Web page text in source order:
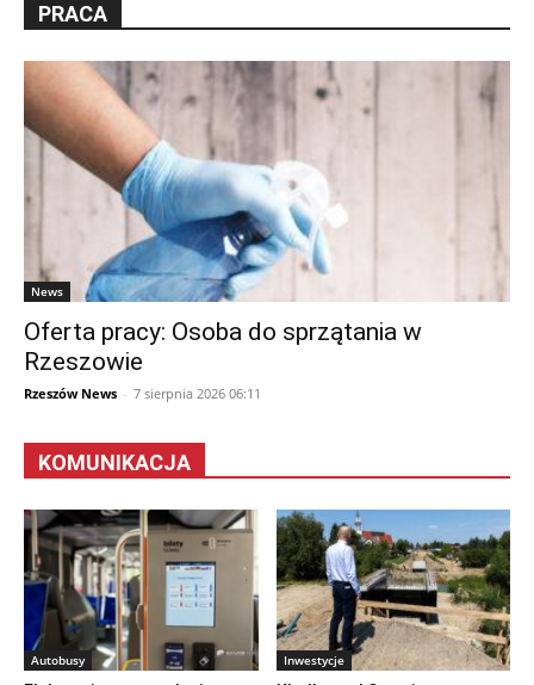
PRACA
News
Oferta pracy: Osoba do sprzątania w
Rzeszowie
Rzeszów News - 7 sierpnia 2026 06:11
KOMUNIKACJA
Autobusy Inwestycje